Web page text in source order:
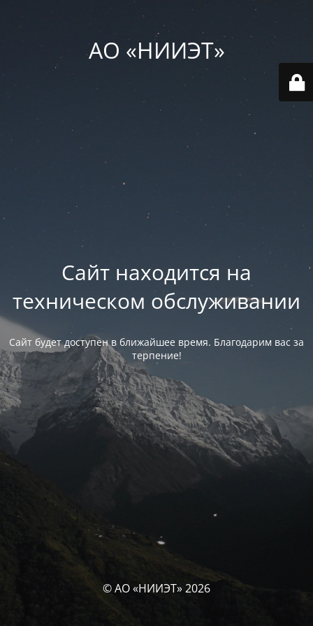
АО «НИИЭТ»
Сайт находится на
техническом обслуживании
Сайт будет доступен в ближайшее время. Благодарим вас за
терпение!
© АО «НИИЭТ» 2026